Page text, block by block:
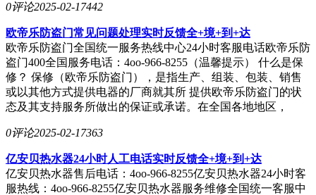
0评论2025-02-17442
欧帝乐防盗门常见问题处理实时反馈全+境+到+达
欧帝乐防盗门全国统一服务热线中心24小时客服电话欧帝乐防
盗门400全国服务电话：4oo-966-8255（温馨提示） 什么是保
修？ 保修（欧帝乐防盗门），是指生产、组装、包装、销售
或以其他方式提供电器的厂商就其所 提供欧帝乐防盗门的状
态及其支持服务所做出的保证或承诺。在全国各地地区，
0评论2025-02-17363
亿安贝热水器24小时人工电话实时反馈全+境+到+达
亿安贝热水器售后电话：4oo-966-8255亿安贝热水器24小时客
服热线：4oo-966-8255亿安贝热水器服务维修全国统一客服中